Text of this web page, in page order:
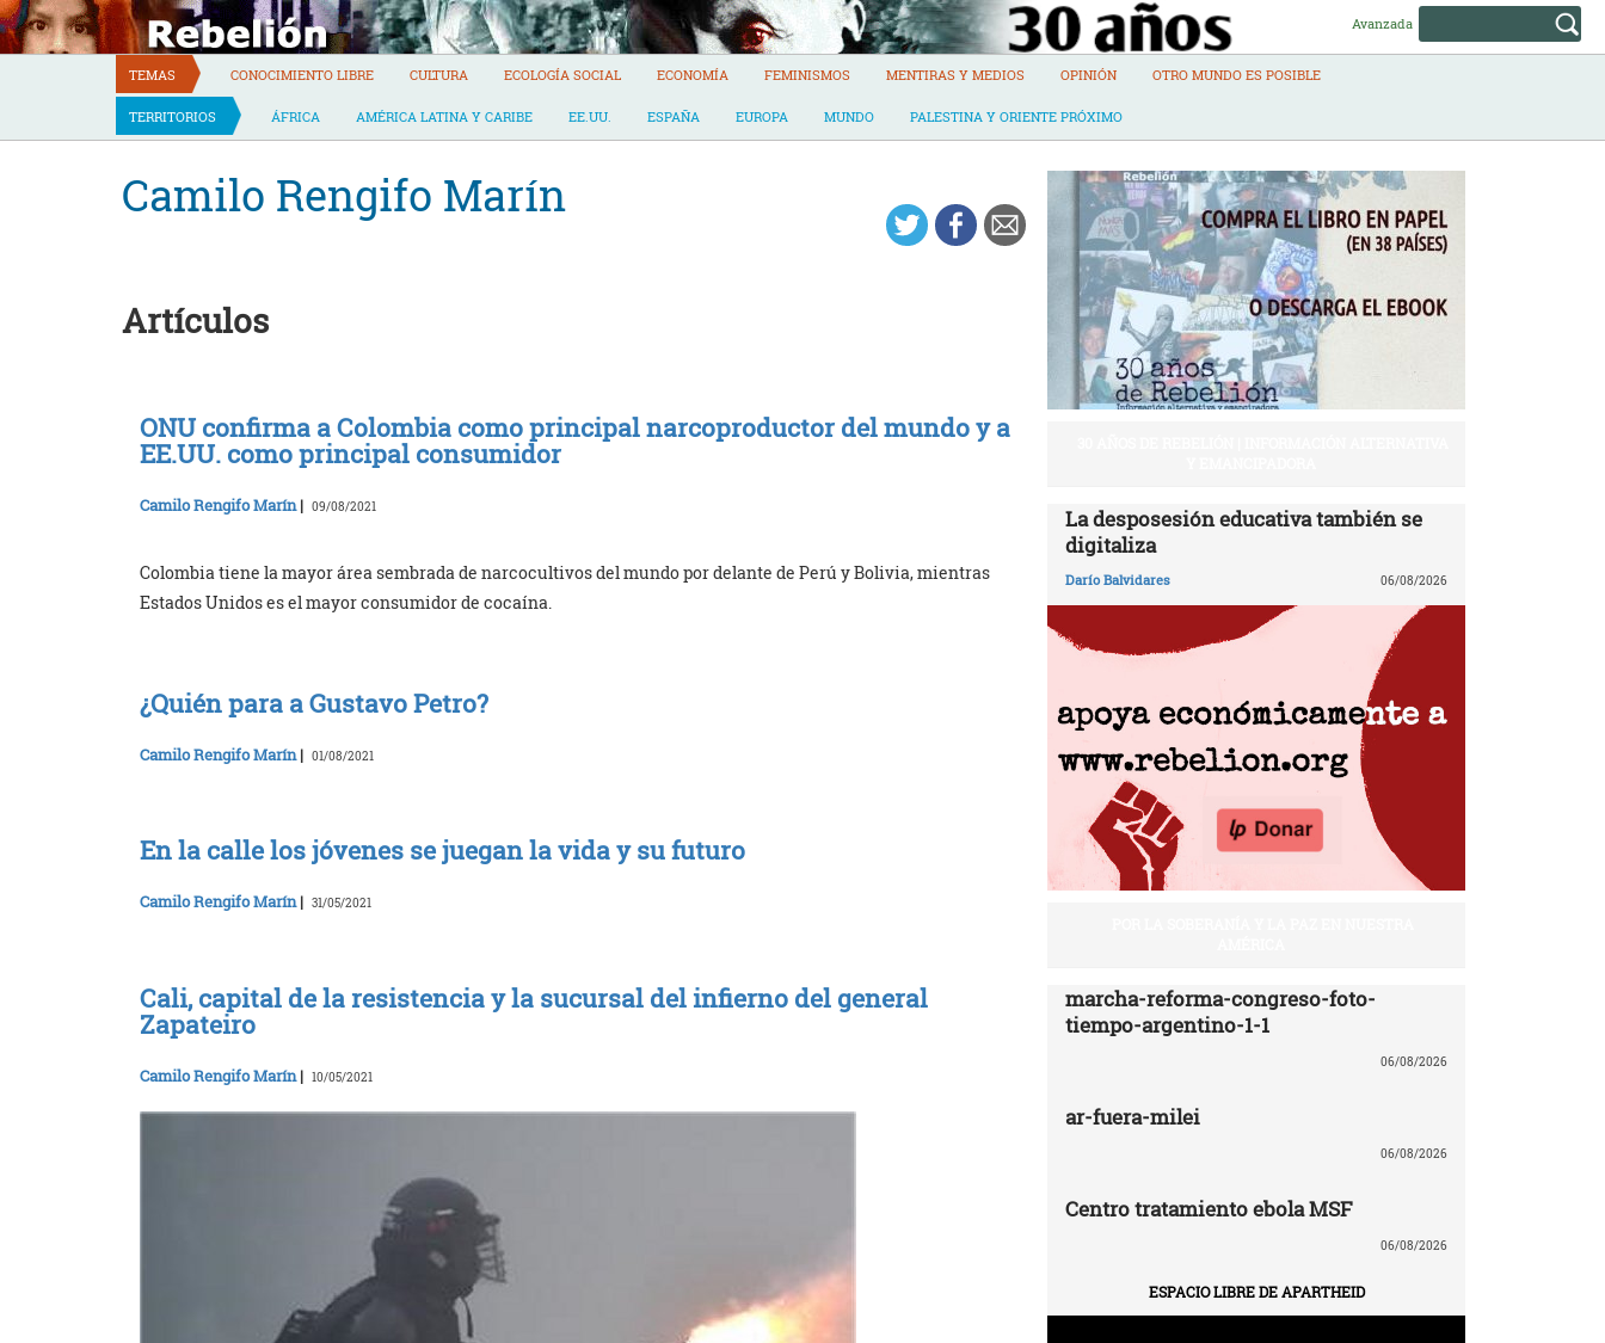
Skip
to
content
Avanzada
TEMAS CONOCIMIENTO LIBRE CULTURA ECOLOGÍA SOCIAL ECONOMÍA FEMINISMOS MENTIRAS Y MEDIOS OPINIÓN OTRO MUNDO ES POSIBLE
TERRITORIOS ÁFRICA AMÉRICA LATINA Y CARIBE EE.UU. ESPAÑA EUROPA MUNDO PALESTINA Y ORIENTE PRÓXIMO
Camilo Rengifo Marín
Artículos
ONU confirma a Colombia como principal narcoproductor del mundo y a
EE.UU. como principal consumidor
Camilo Rengifo Marín| 09/08/2021
Colombia tiene la mayor área sembrada de narcocultivos del mundo por delante de Perú y Bolivia, mientras
Estados Unidos es el mayor consumidor de cocaína.
¿Quién para a Gustavo Petro?
Camilo Rengifo Marín| 01/08/2021
En la calle los jóvenes se juegan la vida y su futuro
Camilo Rengifo Marín| 31/05/2021
Cali, capital de la resistencia y la sucursal del infierno del general
Zapateiro
Camilo Rengifo Marín| 10/05/2021
La desposesión educativa también se
digitaliza
Darío Balvidares 06/08/2026
marcha-reforma-congreso-foto-
tiempo-argentino-1-1
06/08/2026
ar-fuera-milei
06/08/2026
Centro tratamiento ebola MSF
06/08/2026
ESPACIO LIBRE DE APARTHEID